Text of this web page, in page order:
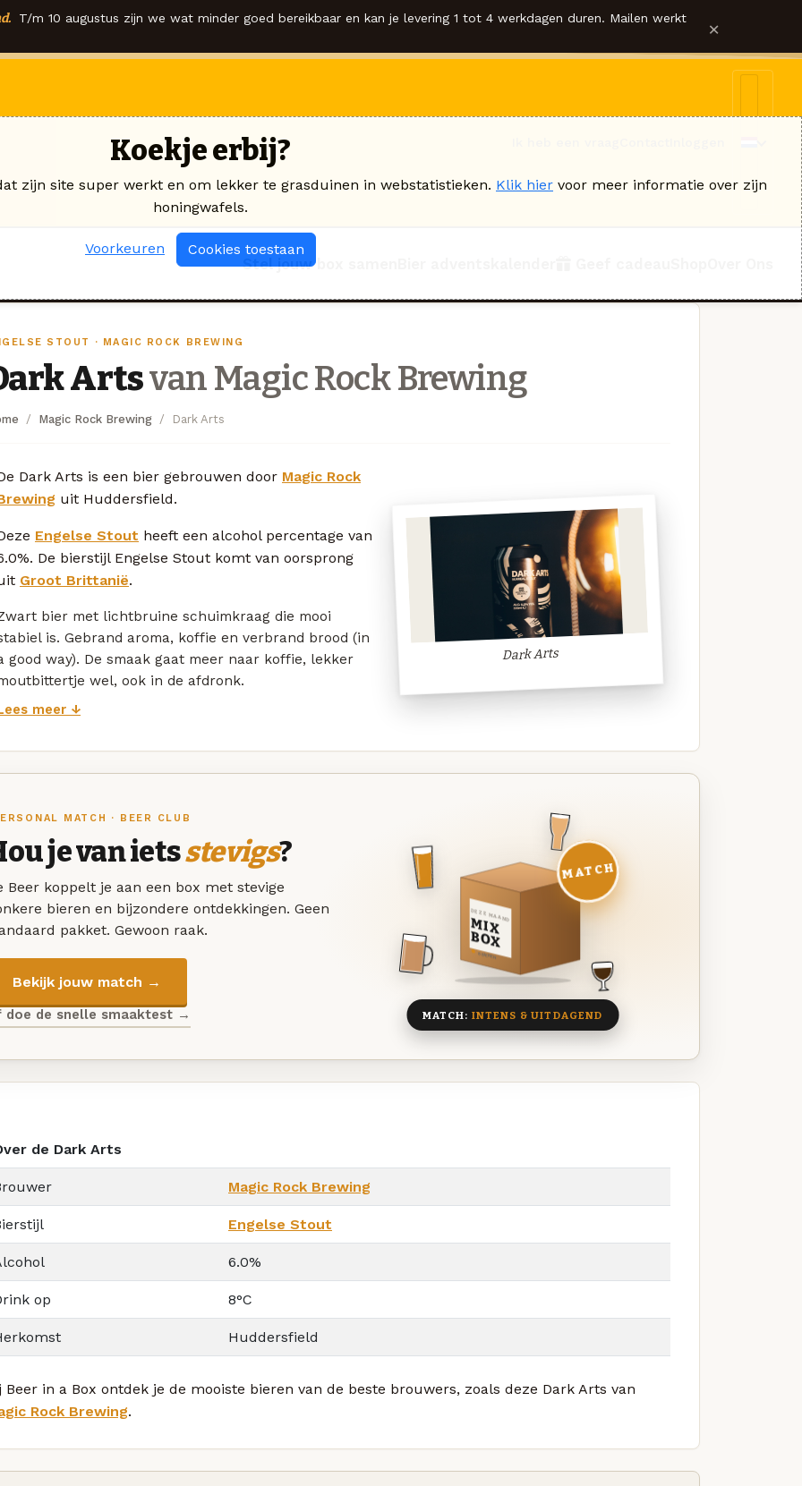
T/m 10 augustus zijn we wat minder goed bereikbaar en kan je levering 1 tot 4 werkdagen duren. Mailen werkt
×
Stel jouw box samen
STOUT · MAGIC ROCK BREWING
Artsvan Magic Rock Brewing
Magic Rock Brewing Dark Arts
Dark Arts is een bier gebrouwen door Magic Rock
uit Huddersfield.
Engelse Stout heeft een alcohol percentage van
De bierstijl Engelse Stout komt van oorsprong
Groot Brittanië.
bier met lichtbruine schuimkraag die mooi
is. Gebrand aroma, koffie en verbrand brood (in
good way). De smaak gaat meer naar koffie, lekker
wel, ook in de afdronk.
meer ↓
Dark Arts
MATCH · BEER CLUB
je van ietsstevigs?
Beer koppelt je aan een box met stevige
bieren en bijzondere ontdekkingen. Geen
pakket. Gewoon raak.
Bekijk jouw match →
doe de snelle smaaktest →
DEZE MAAND
MIX
BOX
8 BIEREN
MATCH
MATCH: INTENS & UITDAGEND
de Dark Arts
Magic Rock Brewing
Engelse Stout
6.0%
op 8°C
Huddersfield
Beer in a Box ontdek je de mooiste bieren van de beste brouwers, zoals deze Dark Arts van
Rock Brewing.
Koekje erbij?
zijn site super werkt en om lekker te grasduinen in webstatistieken. Klik hier voor meer informatie over zijn
honingwafels.
Voorkeuren Cookies toestaan